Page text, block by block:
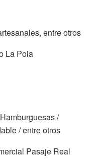
entre otros
La Pola
/
/ entre otros
Pasaje Real